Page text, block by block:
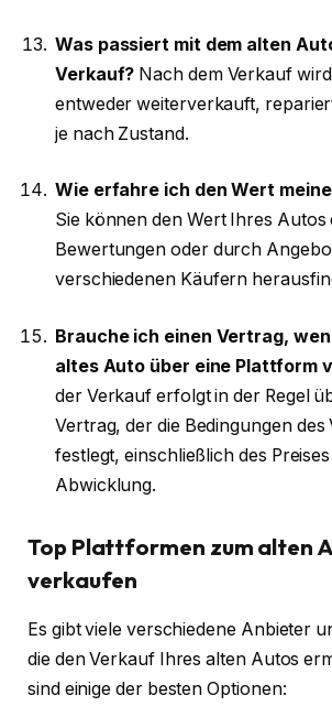
Was passiert mit dem alten
Verkauf? Nach dem Verkauf
entweder weiterverkauft,
je nach Zustand.
Wie erfahre ich den Wert
Sie können den Wert Ihres
Bewertungen oder durch
verschiedenen Käufern
Brauche ich einen Vertrag,
altes Auto über eine Plattform
der Verkauf erfolgt in der Regel
Vertrag, der die Bedingungen des
festlegt, einschließlich des
Abwicklung.
Top Plattformen zum alten
verkaufen
Es gibt viele verschiedene Anbieter
die den Verkauf Ihres alten Autos
sind einige der besten Optionen: